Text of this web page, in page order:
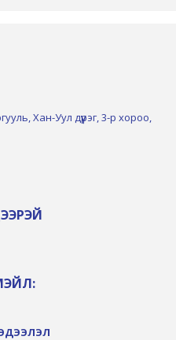
Хан-Уул дүүрэг, 3-р хороо,